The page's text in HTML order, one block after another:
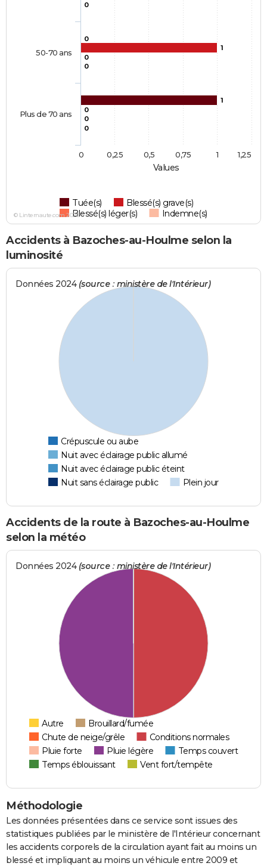
Values
0
1
1
0
0
0
0
0
0
Tuée(s)
Blessé(s) grave(s)
Blessé(s) léger(s)
Indemne(s)
50-70 ans
Plus de 70 ans
0 1
0,25 0,5 0,75 1,25
© Linternaute.com 2026
Accidents à Bazoches-au-Houlme selon la
luminosité
Données 2024 (source : ministère de l'Intérieur)
Crépuscule ou aube
Nuit avec éclairage public allumé
Nuit avec éclairage public éteint
Nuit sans éclairage public
Plein jour
Accidents de la route à Bazoches-au-Houlme
selon la météo
Données 2024 (source : ministère de l'Intérieur)
Autre
Brouillard/fumée
Chute de neige/grêle
Conditions normales
Pluie forte
Pluie légère
Temps couvert
Temps éblouissant
Vent fort/tempête
Méthodologie
Les données présentées dans ce service sont issues des
statistiques publiées par le ministère de l'Intérieur concernant
les accidents corporels de la circulation ayant fait au moins un
blessé et impliquant au moins un véhicule entre 2009 et